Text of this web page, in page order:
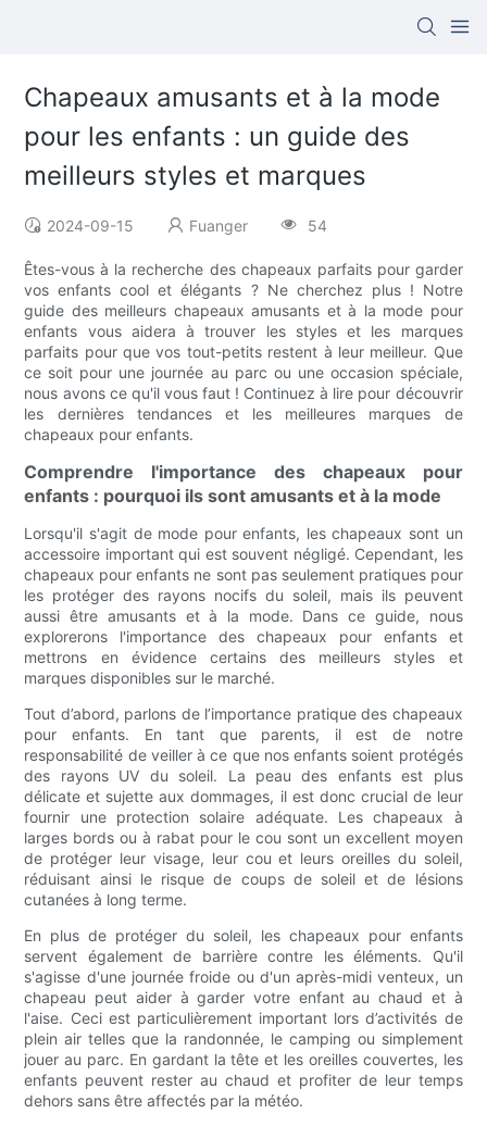
Chapeaux amusants et à la mode
pour les enfants : un guide des
meilleurs styles et marques
2024-09-15 Fuanger 54
Êtes-vous à la recherche des chapeaux parfaits pour garder
vos enfants cool et élégants ? Ne cherchez plus ! Notre
guide des meilleurs chapeaux amusants et à la mode pour
enfants vous aidera à trouver les styles et les marques
parfaits pour que vos tout-petits restent à leur meilleur. Que
ce soit pour une journée au parc ou une occasion spéciale,
nous avons ce qu'il vous faut ! Continuez à lire pour découvrir
les dernières tendances et les meilleures marques de
chapeaux pour enfants.
Comprendre l'importance des chapeaux pour
enfants : pourquoi ils sont amusants et à la mode
Lorsqu'il s'agit de mode pour enfants, les chapeaux sont un
accessoire important qui est souvent négligé. Cependant, les
chapeaux pour enfants ne sont pas seulement pratiques pour
les protéger des rayons nocifs du soleil, mais ils peuvent
aussi être amusants et à la mode. Dans ce guide, nous
explorerons l'importance des chapeaux pour enfants et
mettrons en évidence certains des meilleurs styles et
marques disponibles sur le marché.
Tout d’abord, parlons de l’importance pratique des chapeaux
pour enfants. En tant que parents, il est de notre
responsabilité de veiller à ce que nos enfants soient protégés
des rayons UV du soleil. La peau des enfants est plus
délicate et sujette aux dommages, il est donc crucial de leur
fournir une protection solaire adéquate. Les chapeaux à
larges bords ou à rabat pour le cou sont un excellent moyen
de protéger leur visage, leur cou et leurs oreilles du soleil,
réduisant ainsi le risque de coups de soleil et de lésions
cutanées à long terme.
En plus de protéger du soleil, les chapeaux pour enfants
servent également de barrière contre les éléments. Qu'il
s'agisse d'une journée froide ou d'un après-midi venteux, un
chapeau peut aider à garder votre enfant au chaud et à
l'aise. Ceci est particulièrement important lors d’activités de
plein air telles que la randonnée, le camping ou simplement
jouer au parc. En gardant la tête et les oreilles couvertes, les
enfants peuvent rester au chaud et profiter de leur temps
dehors sans être affectés par la météo.